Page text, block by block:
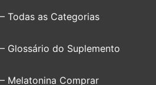
– Todas as Categorias
– Glossário do Suplemento
– Melatonina Comprar